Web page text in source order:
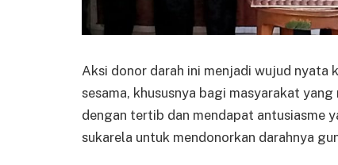
Aksi donor darah ini menjadi wujud nyata
sesama, khususnya bagi masyarakat
dengan tertib dan mendapat antusiasme
sukarela untuk mendonorkan darahnya